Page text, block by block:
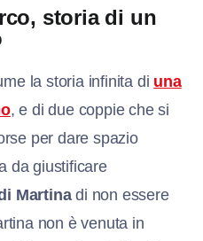
storia di un
la storia infinita di una
, e di due coppie che si
per dare spazio
da giustificare
Martinadi non essere
non è venuta in